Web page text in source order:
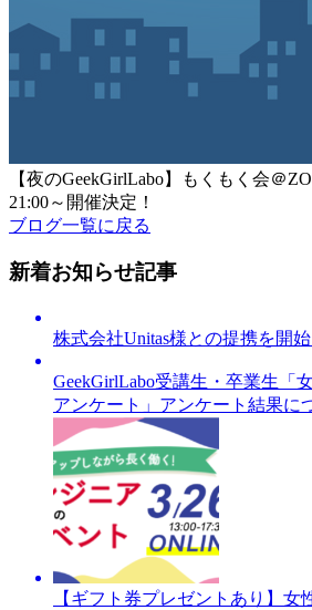
【夜のGeekGirlLabo】もくもく会＠
21:00～開催決定！
ブログ一覧に戻る
新着お知らせ記事
株式会社Unitas様との提携を開
GeekGirlLabo受講生・卒業生「
アンケート」アンケート結果に
【ギフト券プレゼントあり】女